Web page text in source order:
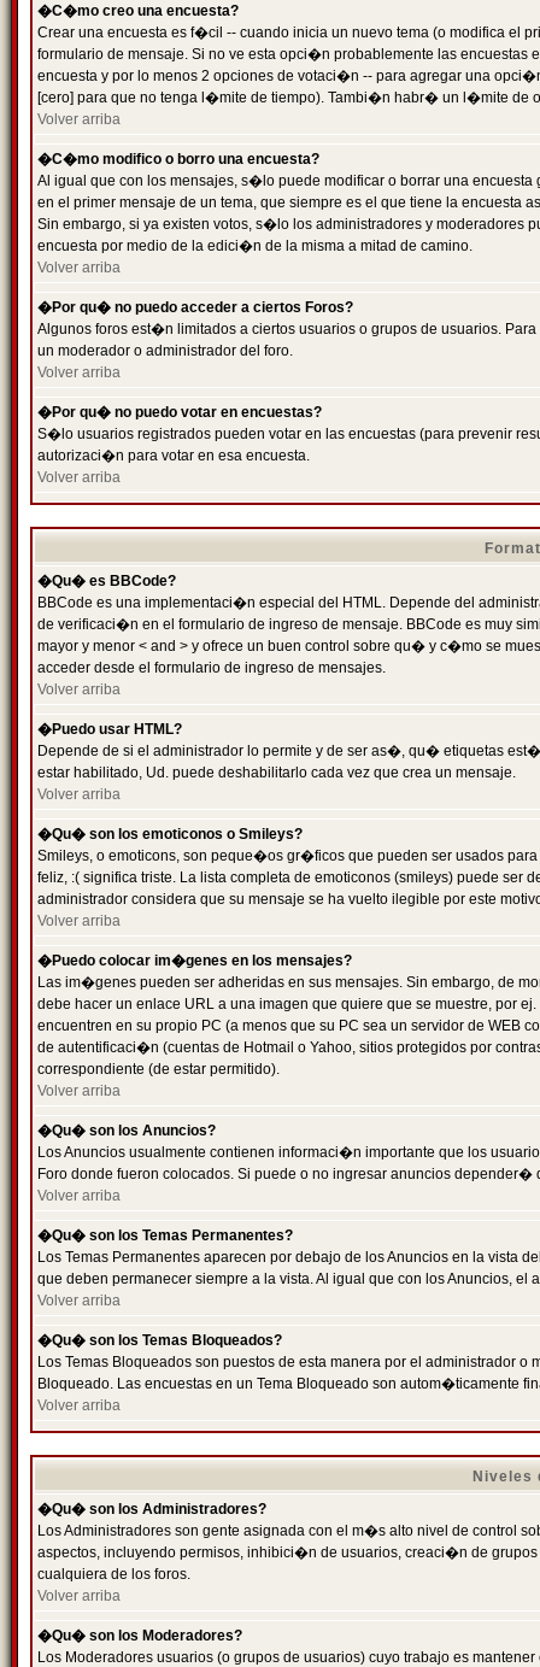
�C�mo creo una encuesta?
Crear una encuesta es f�cil -- cuando inicia un nuevo tema (o modifica el
formulario de mensaje. Si no ve esta opci�n probablemente las
encuesta y por lo menos 2 opciones de votaci�n -- para agregar una
[cero] para que no tenga l�mite de tiempo). Tambi�n habr� un l�mite de
Volver arriba
�C�mo modifico o borro una encuesta?
Al igual que con los mensajes, s�lo puede modificar o borrar una
en el primer mensaje de un tema, que siempre es el que tiene la encuesta
Sin embargo, si ya existen votos, s�lo los administradores y moderadores
encuesta por medio de la edici�n de la misma a mitad de camino.
Volver arriba
�Por qu� no puedo acceder a ciertos Foros?
Algunos foros est�n limitados a ciertos usuarios o grupos de usuarios.
un moderador o administrador del foro.
Volver arriba
�Por qu� no puedo votar en encuestas?
S�lo usuarios registrados pueden votar en las encuestas (para prevenir
autorizaci�n para votar en esa encuesta.
Volver arriba
�Qu� es BBCode?
BBCode es una implementaci�n especial del HTML. Depende del
de verificaci�n en el formulario de ingreso de mensaje. BBCode es muy
mayor y menor < and > y ofrece un buen control sobre qu� y c�mo se
acceder desde el formulario de ingreso de mensajes.
Volver arriba
�Puedo usar HTML?
Depende de si el administrador lo permite y de ser as�, qu� etiquetas
estar habilitado, Ud. puede deshabilitarlo cada vez que crea un mensaje.
Volver arriba
�Qu� son los emoticonos o Smileys?
Smileys, o emoticons, son peque�os gr�ficos que pueden ser usados
feliz, :( significa triste. La lista completa de emoticonos (smileys) puede
administrador considera que su mensaje se ha vuelto ilegible por este
Volver arriba
�Puedo colocar im�genes en los mensajes?
Las im�genes pueden ser adheridas en sus mensajes. Sin embargo, de
debe hacer un enlace URL a una imagen que quiere que se muestre, por
encuentren en su propio PC (a menos que su PC sea un servidor de
de autentificaci�n (cuentas de Hotmail o Yahoo, sitios protegidos por
correspondiente (de estar permitido).
Volver arriba
�Qu� son los Anuncios?
Los Anuncios usualmente contienen informaci�n importante que los
Foro donde fueron colocados. Si puede o no ingresar anuncios
Volver arriba
�Qu� son los Temas Permanentes?
Los Temas Permanentes aparecen por debajo de los Anuncios en la
que deben permanecer siempre a la vista. Al igual que con los Anuncios,
Volver arriba
�Qu� son los Temas Bloqueados?
Los Temas Bloqueados son puestos de esta manera por el administrador
Bloqueado. Las encuestas en un Tema Bloqueado son autom�ticamente
Volver arriba
Niveles
�Qu� son los Administradores?
Los Administradores son gente asignada con el m�s alto nivel de control
aspectos, incluyendo permisos, inhibici�n de usuarios, creaci�n de
cualquiera de los foros.
Volver arriba
�Qu� son los Moderadores?
Los Moderadores usuarios (o grupos de usuarios) cuyo trabajo es